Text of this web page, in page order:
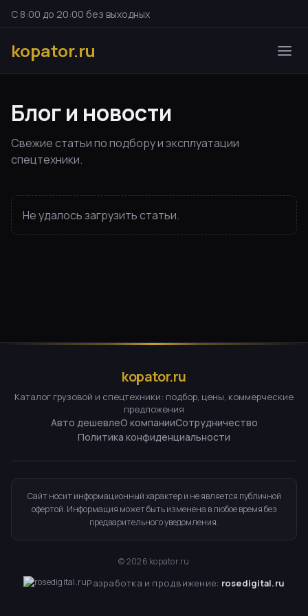
С 8:00 до 20:00 без выходных
kopator.ru
Блог и новости
Свежие статьи по подбору и эксплуатации
спецтехники.
Не удалось загрузить статьи.
kopator.ru
Каталог грузовой и спецтехники: подбор, цены, коммерческие
предложения
Авто дешевлеО компанииСотрудничество
Политика конфиденциальности
Сайт носит информационный характер и не является публичной
офертой. Информация может быть изменена в любое время без
предварительного уведомления.
©2026 kopator.ru
Разработка и продвижение: rosedigital.ru